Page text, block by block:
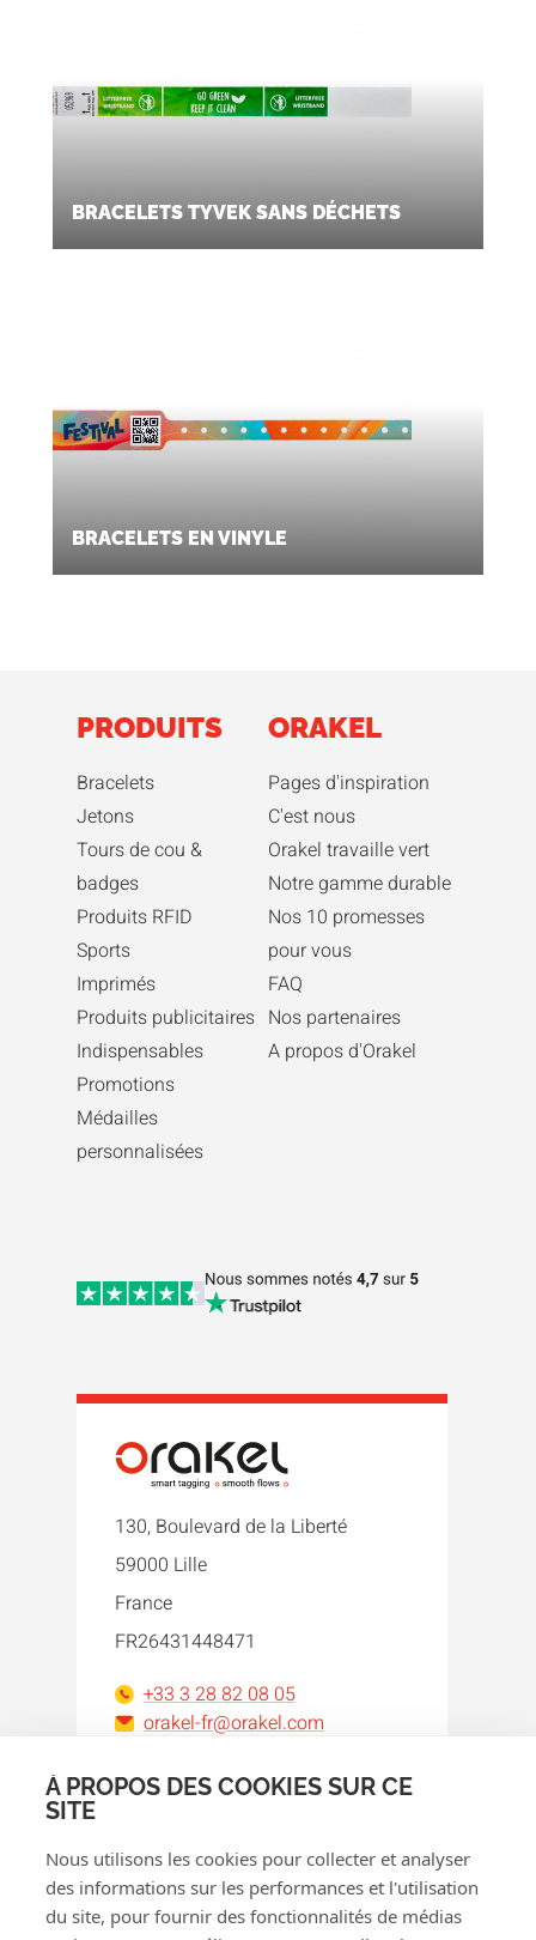
À PROPOS DES COOKIES SUR CE
SITE
Nous utilisons les cookies pour collecter et analyser
des informations sur les performances et l'utilisation
du site, pour fournir des fonctionnalités de médias
BRACELETS TYVEK SANS DÉCHETS
BRACELETS EN VINYLE
PRODUITS
Bracelets
Jetons
Tours de cou &
badges
Produits RFID
Sports
Imprimés
Produits publicitaires
Indispensables
Promotions
Médailles
personnalisées
ORAKEL
Pages d'inspiration
C'est nous
Orakel travaille vert
Notre gamme durable
Nos 10 promesses
pour vous
FAQ
Nos partenaires
A propos d'Orakel
130, Boulevard de la Liberté
59000 Lille
France
FR26431448471
+33 3 28 82 08 05
orakel-fr@orakel.com
FacebookInstagram
LinkedInWhatsApp
YouTube